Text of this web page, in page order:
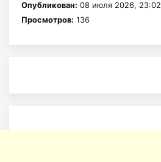
Опубликован: 08 июля 2026, 23:02
Просмотров: 136